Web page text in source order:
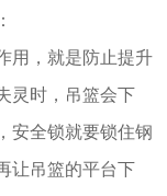
用，就是防止提升
灵时，吊篮会下
安全锁就要锁住钢
让吊篮的平台下